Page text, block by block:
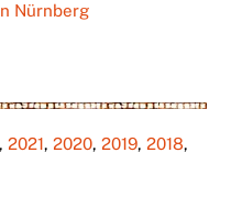
Nürnberg
,2021,2020,2019,2018,